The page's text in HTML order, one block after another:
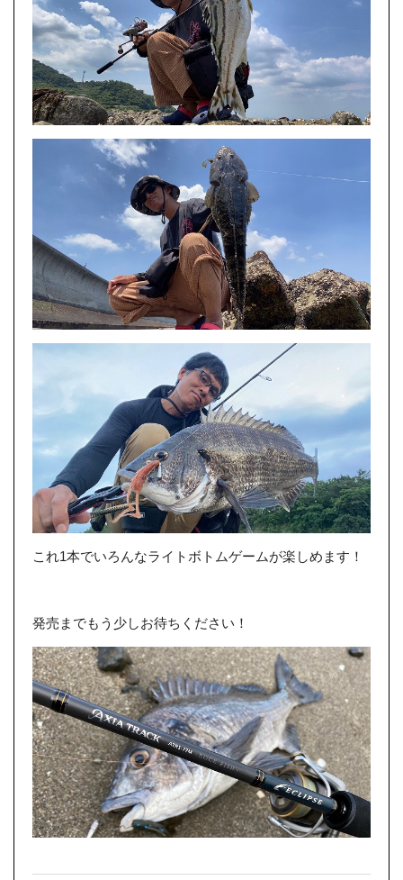
これ1本でいろんなライトボトムゲームが楽しめます！
発売までもう少しお待ちください！